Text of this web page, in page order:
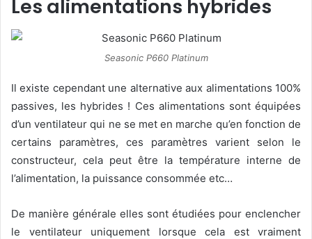
Les alimentations hybrides
Seasonic P660 Platinum
Il existe cependant une alternative aux alimentations 100%
passives, les hybrides ! Ces alimentations sont équipées
d’un ventilateur qui ne se met en marche qu’en fonction de
certains paramètres, ces paramètres varient selon le
constructeur, cela peut être la température interne de
l’alimentation, la puissance consommée etc…
De manière générale elles sont étudiées pour enclencher
le ventilateur uniquement lorsque cela est vraiment